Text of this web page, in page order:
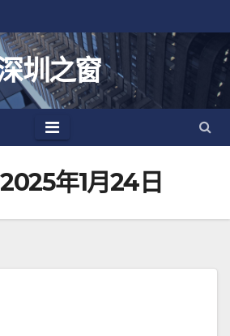
圳之窗
2025年1月24日